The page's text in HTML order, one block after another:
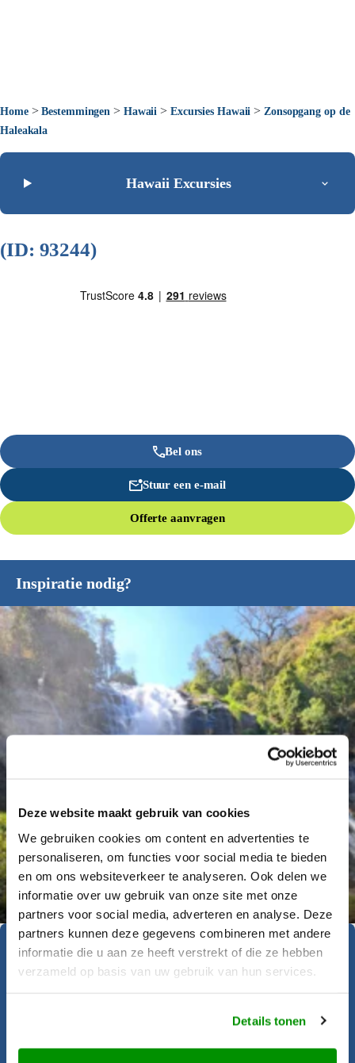
Deze website maakt gebruik van cookies
We gebruiken cookies om content en advertenties te
personaliseren, om functies voor social media te bieden
en om ons websiteverkeer te analyseren. Ook delen we
informatie over uw gebruik van onze site met onze
partners voor social media, adverteren en analyse. Deze
partners kunnen deze gegevens combineren met andere
informatie die u aan ze heeft verstrekt of die ze hebben
verzameld op basis van uw gebruik van hun services.
Details tonen
Home>Bestemmingen > Hawaii > Excursies Hawaii > Zonsopgang op de
Haleakala
Hawaii Excursies
(ID: 93244)
Bel ons
Stuur een e-mail
Offerte aanvragen
Inspiratie nodig?
Déanne Wetzels
Geïnspireerd geraakt?
Krijgt u al zin om op reis te gaan? Onze
reisadviseurs helpen u graag bij het